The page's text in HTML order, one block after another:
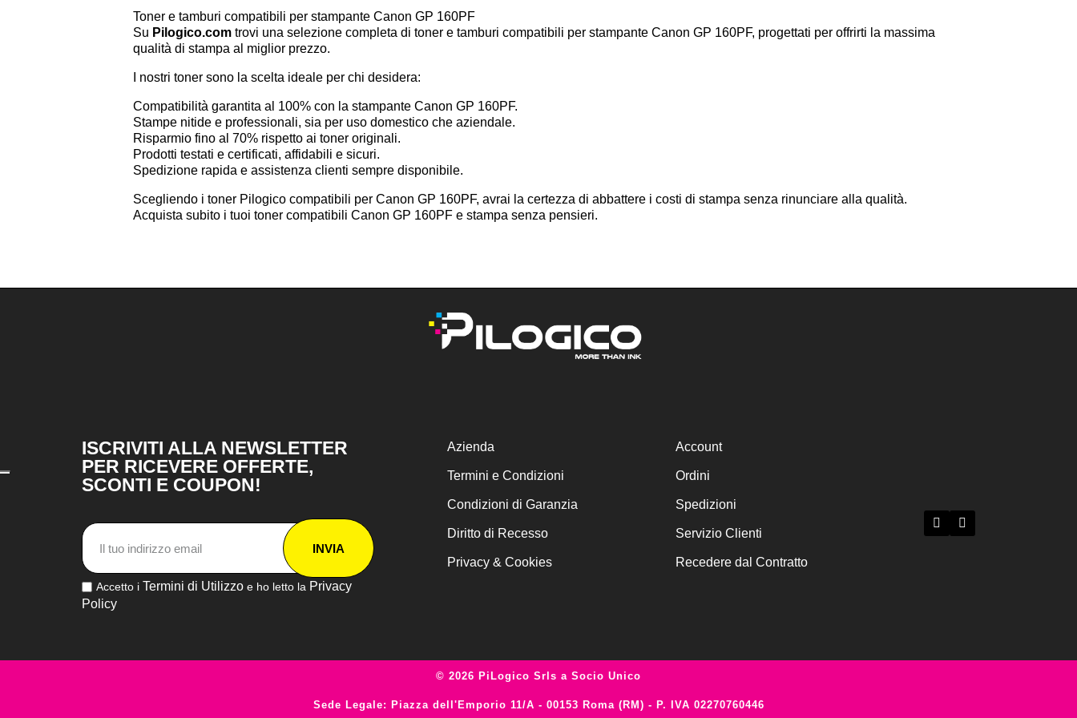
Toner e tamburi compatibili per stampante Canon GP 160PF
Su Pilogico.com trovi una selezione completa di toner e tamburi compatibili per stampante Canon GP 160PF, progettati per offrirti la massima
qualità di stampa al miglior prezzo.
I nostri toner sono la scelta ideale per chi desidera:
Compatibilità garantita al 100% con la stampante Canon GP 160PF.
Stampe nitide e professionali, sia per uso domestico che aziendale.
Risparmio fino al 70% rispetto ai toner originali.
Prodotti testati e certificati, affidabili e sicuri.
Spedizione rapida e assistenza clienti sempre disponibile.
Scegliendo i toner Pilogico compatibili per Canon GP 160PF, avrai la certezza di abbattere i costi di stampa senza rinunciare alla qualità.
Acquista subito i tuoi toner compatibili Canon GP 160PF e stampa senza pensieri.
ISCRIVITI ALLA NEWSLETTER
PER RICEVERE OFFERTE,
SCONTI E COUPON!
INVIA
Accetto i Termini di Utilizzo e ho letto la Privacy
Policy
Azienda
Termini e Condizioni
Condizioni di Garanzia
Diritto di Recesso
Privacy & Cookies
Account
Ordini
Spedizioni
Servizio Clienti
Recedere dal Contratto
© 2026 PiLogico Srls a Socio Unico
Sede Legale: Piazza dell'Emporio 11/A - 00153 Roma (RM) - P. IVA 02270760446